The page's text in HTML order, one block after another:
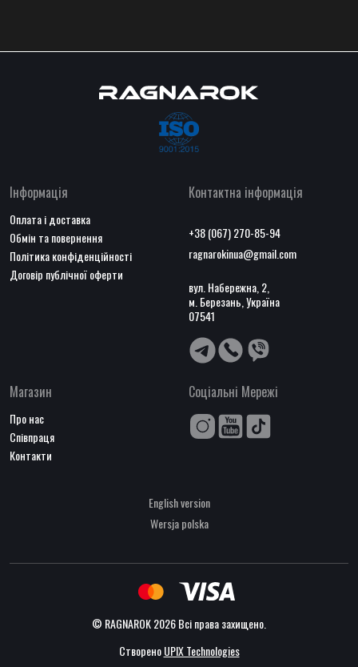
Інформація
Оплата і доставка
Обмін та повернення
Політика конфіденційності
Договір публічної оферти
Магазин
Про нас
Співпраця
Контакти
Соціальні Мережі
Контактна інформація
+38 (067) 270-85-94
ragnarokinua@gmail.com
вул. Набережна, 2,
м. Березань, Україна
07541
English version
Wersja polska
© RAGNAROK 2026 Всі права захищено.
СтвореноUPIX Technologies